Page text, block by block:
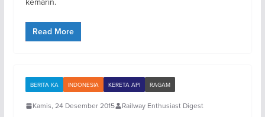
Read More
BERITA KA INDONESIA KERETA API RAGAM
Kamis, 24 Desember 2015 Railway Enthusiast Digest